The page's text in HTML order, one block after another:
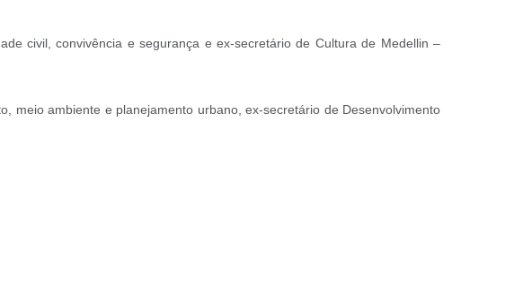
civil, convivência e segurança e ex-secretário de Cultura de Medellin –
meio ambiente e planejamento urbano, ex-secretário de Desenvolvimento